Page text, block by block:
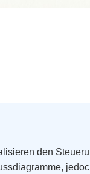
den